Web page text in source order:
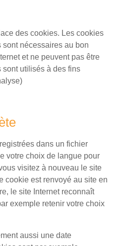
des cookies. Les cookies
nécessaires au bon
et ne peuvent pas être
sont utilisés à des fins
dans un fichier
votre choix de langue pour
visitez à nouveau le site
cookie est renvoyé au site en
le site Internet reconnaît
exemple retenir votre choix
aussi une date